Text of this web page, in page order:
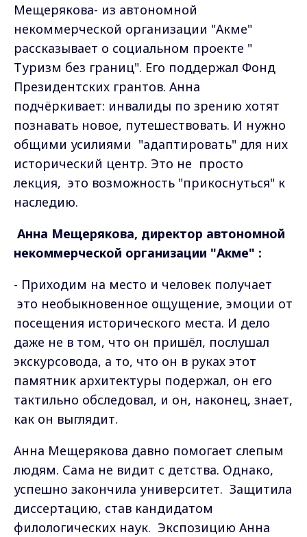
Мещерякова- из автономной
некоммерческой организации "Акме"
рассказывает о социальном проекте "
Туризм без границ". Его поддержал Фонд
Президентских грантов. Анна
подчёркивает: инвалиды по зрению хотят
познавать новое, путешествовать. И нужно
общими усилиями "адаптировать" для них
исторический центр. Это не просто
лекция, это возможность "прикоснуться" к
наследию.
Анна Мещерякова, директор автономной
некоммерческой организации "Акме" :
- Приходим на место и человек получает
это необыкновенное ощущение, эмоции от
посещения исторического места. И дело
даже не в том, что он пришёл, послушал
экскурсовода, а то, что он в руках этот
памятник архитектуры подержал, он его
тактильно обследовал, и он, наконец, знает,
как он выглядит.
Анна Мещерякова давно помогает слепым
людям. Сама не видит с детства. Однако,
успешно закончила университет. Защитила
диссертацию, став кандидатом
филологических наук. Экспозицию Анна